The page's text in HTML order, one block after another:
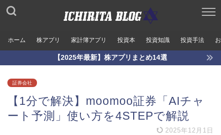
ホーム 株アプリ 家計簿アプリ 投資本 投資知識 投資手法
【2025年最新】株アプリまとめ14選
証券会社
【1分で解決】moomoo証券「AIチャ
ート予測」使い方を4STEPで解説
2025年12月1日